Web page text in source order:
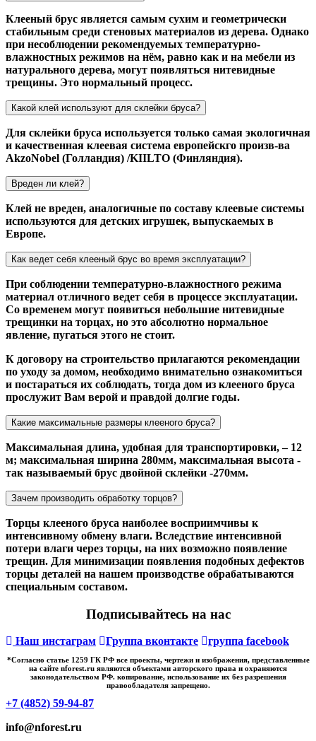
Клееный брус является самым сухим и геометрически
стабильным среди стеновых материалов из дерева. Однако
при несоблюдении рекомендуемых температурно-
влажностных режимов на нём, равно как и на мебели из
натурального дерева, могут появляться нитевидные
трещины. Это нормальный процесс.
Какой клей используют для склейки бруса?
Для склейки бруса используется только самая экологичная
и качественная клеевая система европейскго произв-ва
AkzoNobel (Голландия) /KIILTO (Финляндия).
Вреден ли клей?
Клей не вреден, аналогичные по составу клеевые системы
используются для детских игрушек, выпускаемых в
Европе.
Как ведет себя клееный брус во время эксплуатации?
При соблюдении температурно-влажностного режима
материал отличного ведет себя в процессе эксплуатации.
Со временем могут появиться небольшие нитевидные
трещинки на торцах, но это абсолютно нормальное
явление, пугаться этого не стоит.
К договору на строительство прилагаются рекомендации
по уходу за домом, необходимо внимательно ознакомиться
и постараться их соблюдать, тогда дом из клееного бруса
прослужит Вам верой и правдой долгие годы.
Какие максимальные размеры клееного бруса?
Максимальная длина, удобная для транспортировки, – 12
м; максимальная ширина 280мм, максимальная высота -
так называемый брус двойной склейки -270мм.
Зачем производить обработку торцов?
Торцы клееного бруса наиболее восприимчивы к
интенсивному обмену влаги. Вследствие интенсивной
потери влаги через торцы, на них возможно появление
трещин. Для минимизации появления подобных дефектов
торцы деталей на нашем производстве обрабатываются
специальным составом.
Подписывайтесь на нас
Наш инстаграм Группа вконтакте группа facebook
*Cогласно статье 1259 ГК РФ все проекты, чертежи и изображения, представленные
на сайте nforest.ru являются объектами авторского права и охраняются
законодательством РФ. копирование, использование их без разрешения
правообладателя запрещено.
+7 (4852) 59-94-87
info@nforest.ru